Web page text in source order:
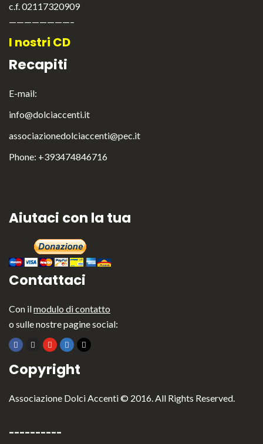
c.f. 02117320909
————————–
I nostri CD
Recapiti
E-mail:
info@dolciaccenti.it
associazionedolciaccenti@pec.it
Phone: +393474846716
Aiutaci con la tua
Contattaci
Con ilmodulo di contatto
o sulle nostre pagine social:
Copyright
Associazione Dolci Accenti © 2016. All Rights Reserved.
----------
English